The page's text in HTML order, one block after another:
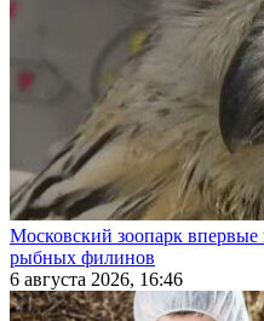
Московский зоопарк
рыбных филинов
6 августа 2026, 16:46